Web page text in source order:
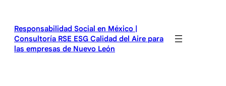
contenido
Responsabilidad Social en México |
Consultoría RSE ESG Calidad del Aire para
las empresas de Nuevo León